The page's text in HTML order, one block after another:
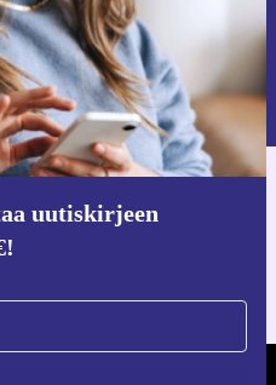
uutiskirjeen
löydättietosuojaselosteestamme.
Androidille